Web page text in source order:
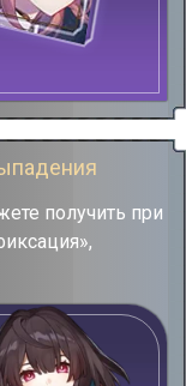
получить при